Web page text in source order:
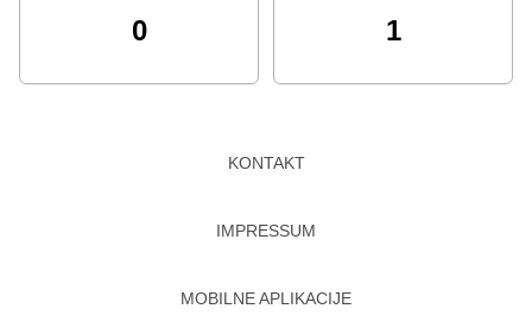
0 1
KONTAKT
IMPRESSUM
MOBILNE APLIKACIJE